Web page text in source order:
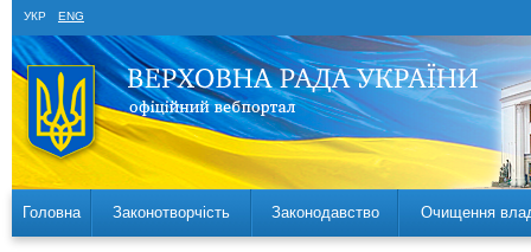
УКР ENG
Головна Законотворчість Законодавство Очищення